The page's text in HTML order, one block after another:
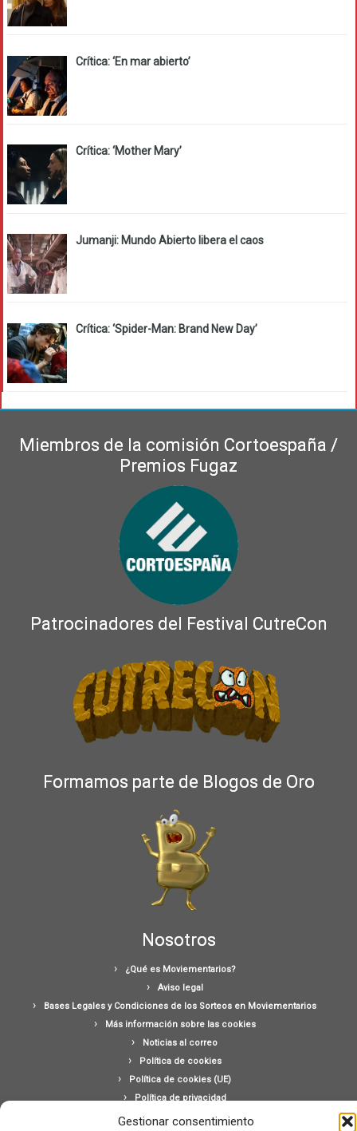
Gestionar consentimiento
Crítica: ‘En mar abierto’
Crítica: ‘Mother Mary’
Jumanji: Mundo Abierto libera el caos
Crítica: ‘Spider-Man: Brand New Day’
Miembros de la comisión Cortoespaña /
Premios Fugaz
Patrocinadores del Festival CutreCon
Formamos parte de Blogos de Oro
Nosotros
¿Qué es Moviementarios?
Aviso legal
Bases Legales y Condiciones de los Sorteos en Moviementarios
Más información sobre las cookies
Noticias al correo
Política de cookies
Política de cookies (UE)
Política de privacidad
Ponte en contacto con nosotros